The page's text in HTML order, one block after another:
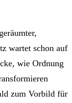
wartet schon auf
wie Ordnung
zum Vorbild für